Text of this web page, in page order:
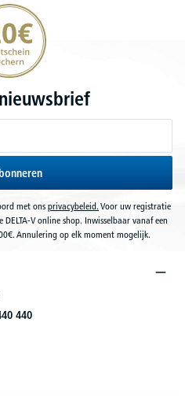
verzekeren
met ons privacybeleid. Voor uw registratie
V online shop. Inwisselbaar vanaf een
Annulering op elk moment mogelijk.
440